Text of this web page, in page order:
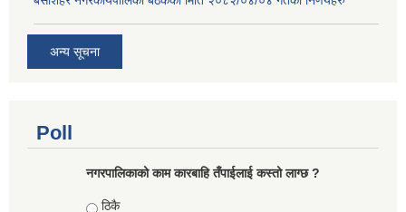
अन्य सूचना
Poll
नगरपालिकाको काम कारबाहि तँपाईलाई कस्तो लाग्छ ?
Choices
ठिकै